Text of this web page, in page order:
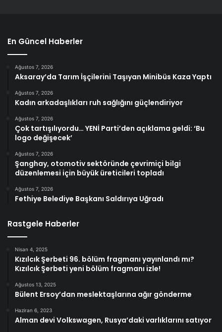
En Güncel Haberler
Ağustos 7, 2026
Aksaray’da Tarım İşçilerini Taşıyan Minibüs Kaza Yaptı
Ağustos 7, 2026
Kadın arkadaşlıkları ruh sağlığını güçlendiriyor
Ağustos 7, 2026
Çok tartışılıyordu… YENİ Parti’den açıklama geldi: ‘Bu
logo değişecek’
Ağustos 7, 2026
Şanghay, otomotiv sektöründe çevrimiçi bilgi
düzenlemesi için büyük üreticileri topladı
Ağustos 7, 2026
Fethiye Belediye Başkanı Saldırıya Uğradı
Rastgele Haberler
Nisan 4, 2025
Kızılcık Şerbeti 96. bölüm fragmanı yayınlandı mı?
Kızılcık Şerbeti yeni bölüm fragmanı izle!
Ağustos 13, 2025
Bülent Ersoy’dan meslektaşlarına ağır gönderme
Haziran 6, 2023
Alman devi Volkswagen, Rusya’daki varlıklarını satıyor